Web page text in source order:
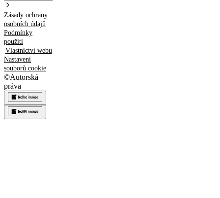
Zásady ochrany
osobních údajů
Podmínky
použití
Vlastnictví webu
Nastavení
souborů cookie
©Autorská
práva